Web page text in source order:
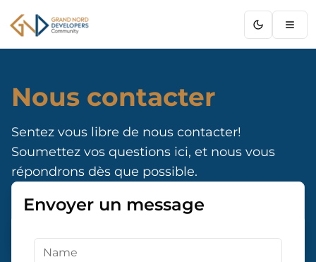
GNDC
Nous contacter
Sentez vous libre de nous contacter!
Soumettez vos questions ici, et nous vous
répondrons dès que possible.
Envoyer un message